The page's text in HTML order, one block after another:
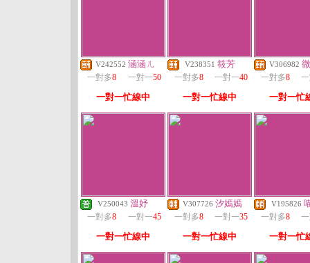
V242552 涵涵ㄦ
一對多8 一對一50
一對一忙線中
V238351 筱芳
一對多8 一對一40
一對一忙線中
V306982
一對多8
一對一忙
V250043 溫妤
一對多8 一對一45
一對一忙線中
V307726 汐嫣嫣
一對多8 一對一35
一對一忙線中
V195826
一對多8
一對一忙